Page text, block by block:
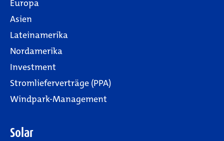
Europa
Asien
Lateinamerika
Nordamerika
Investment
Stromlieferverträge (PPA)
Windpark-Management
Solar